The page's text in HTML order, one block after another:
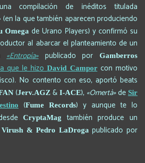
compilación de inéditos titulada
(en la que también aparecen produciendo
Omega de Urano Players) y confirmó su
al abarcar el planteamiento de un
«Entropía» publicado por
Gamberros
que le hizoDavid Camporcon motivo
No contento con eso, aportó beats
(Jerv.AGZ & I-ACE), «Omertà»de Sir
(Fume Records) y aunque te lo
CryptaMag
también produce un
Virush & Pedro LaDrogapublicado por